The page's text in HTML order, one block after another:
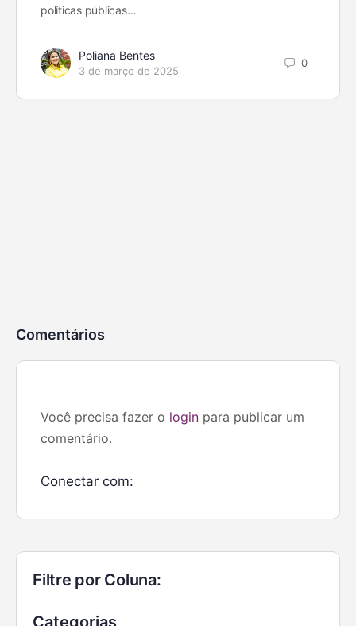
políticas públicas…
Poliana Bentes
3 de março de 2025
0
Comentários
Você precisa fazer o login para publicar um
comentário.
Conectar com:
Filtre por Coluna: